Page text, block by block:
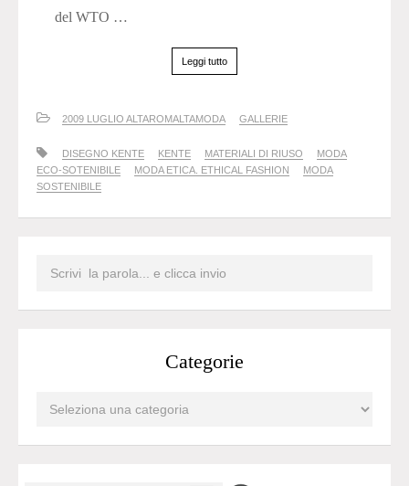
del WTO …
Leggi tutto
2009 LUGLIO ALTAROMALTAMODA GALLERIE
DISEGNO KENTE KENTE MATERIALI DI RIUSO
MODA
ECO-SOTENIBILE
MODA ETICA. ETHICAL FASHION
MODA
SOSTENIBILE
Categorie